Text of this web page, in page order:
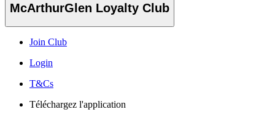
McArthurGlen Loyalty Club
Join Club
Login
T&Cs
Téléchargez l'application